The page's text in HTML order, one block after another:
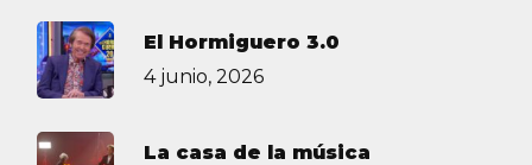
El Hormiguero 3.0
4 junio, 2026
La casa de la música